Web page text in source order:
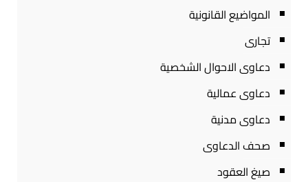
المواضيع القانونية
تجارى
دعاوى الاحوال الشخصية
دعاوى عمالية
دعاوى مدنية
صحف الدعاوى
صيغ العقود